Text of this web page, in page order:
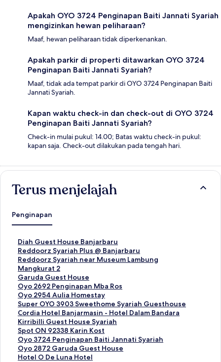
Apakah OYO 3724 Penginapan Baiti Jannati Syariah
mengizinkan hewan peliharaan?
Maaf, hewan peliharaan tidak diperkenankan.
Apakah parkir di properti ditawarkan OYO 3724
Penginapan Baiti Jannati Syariah?
Maaf, tidak ada tempat parkir di OYO 3724 Penginapan Baiti
Jannati Syariah.
Kapan waktu check-in dan check-out di OYO 3724
Penginapan Baiti Jannati Syariah?
Check-in mulai pukul: 14.00; Batas waktu check-in pukul:
kapan saja. Check-out dilakukan pada tengah hari.
Terus menjelajah
Penginapan
Diah Guest House Banjarbaru
T
a
u
t
a
n
S
t
a
n
d
a
r
u
Reddoorz Syariah Plus @ Banjarbaru
T
a
u
t
a
n
S
t
a
n
d
a
r
Reddoorz Syariah near Museum Lambung
Mangkurat 2
T
a
u
t
a
n
S
t
a
n
d
a
Garuda Guest House
T
a
u
t
a
n
S
t
a
n
Oyo 2692 Penginapan Mba Ros
T
a
u
t
a
n
S
t
a
Oyo 2954 Aulia Homestay
T
a
u
t
a
n
S
t
Super OYO 3903 Sweethome Syariah Guesthouse
T
a
u
t
a
n
S
Cordia Hotel Banjarmasin - Hotel Dalam Bandara
T
a
u
t
a
n
Kirribilli Guest House Syariah
T
a
u
t
a
Spot ON 92338 Karin Kost
T
a
u
t
Oyo 3724 Penginapan Baiti Jannati Syariah
T
a
u
Oyo 2872 Garuda Guest House
T
a
Hotel O De Luna Hotel
T